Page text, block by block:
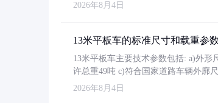
2026年8月4日
13米平板车的标准尺寸和载重参数
13米平板车主要技术参数包括: a)外形
许总重49吨 c)符合国家道路车辆外廓
2026年8月4日